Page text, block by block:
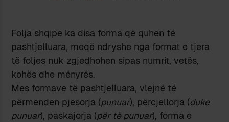
Folja shqipe ka disa forma që quhen të
pashtjelluara, meqë ndryshe nga format e tjera
të foljes nuk zgjedhohen sipas numrit, vetës,
kohës dhe mënyrës.
Mes formave të pashtjelluara, vlejnë të
përmenden pjesorja (punuar), përcjellorja (duke
punuar), paskajorja (për të punuar), forma e